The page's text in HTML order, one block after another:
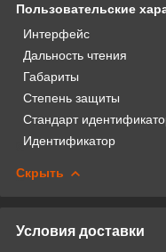
Пользовательские
Интерфейс
Дальность чтения
Габариты
Степень защиты
Стандарт
Идентификатор
Скрыть
Условия доставки